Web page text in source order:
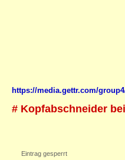
https://media.gettr.com/
# Kopfabschneider
Eintrag gesperrt